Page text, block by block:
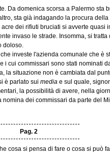
Da domenica scorsa a Palermo sta
sta già indagando la procura
dei rifiuti bruciati si avverte quasi
invaso le strade. Insomma, si
doloso.
investe l'azienda comunale che è
i cui commissari sono stati nominati
la situazione non è cambiata dal
è parlato sui media e sul quale,
la possibilità di avere, nella
dei commissari da parte del
Pag. 2
cosa si pensa di fare o cosa si può